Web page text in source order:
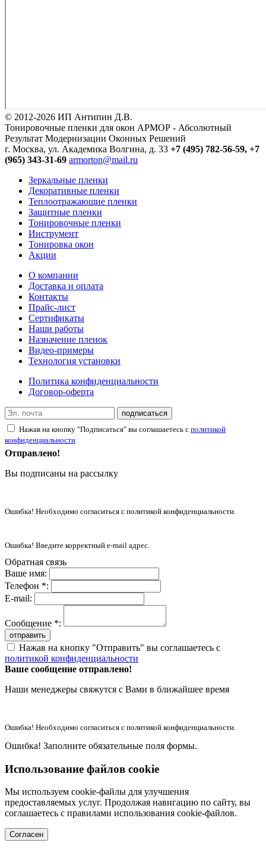
© 2012-2026 ИП Антипин Д.В.
Тонировочные пленки для окон АРМОР - Абсолютный
Результат Модернизации Оконных Решений
г. Москва, ул. Академика Волгина, д. 33 +7 (495) 782-56-59, +7
(965) 343-31-69 armorton@mail.ru
Зеркальные пленки
Декоративные пленки
Теплоотражающие пленки
Защитные пленки
Тонировочные пленки
Инструмент
Тонировка окон
Акции
О компании
Доставка и оплата
Контакты
Прайс-лист
Сертификаты
Наши работы
Назначение пленок
Видео-примеры
Технология установки
Политика конфиденциальности
Договор-оферта
подписаться
Нажав на кнопку "Подписаться" вы соглашаетесь с политикой
конфиденциальности
Отправлено!
Вы подписаны на рассылку
Ошибка! Необходимо согласиться с политикой конфиденциальности.
Ошибка! Введите корректный e-mail адрес.
Обратная связь
Ваше имя:
Телефон *:
E-mail:
Сообщение *:
отправить
Нажав на кнопку "Отправить" вы соглашаетесь с
политикой конфиденциальности
Ваше сообщение отправлено!
Наши менеджеры свяжутся с Вами в ближайшее время
Ошибка! Необходимо согласиться с политикой конфиденциальности.
Ошибка! Заполните обязательные поля формы.
Использование файлов cookie
Мы используем cookie-файлы для улучшения
предоставляемых услуг. Продолжая навигацию по сайту, вы
соглашаетесь с правилами использования cookie-файлов.
Согласен